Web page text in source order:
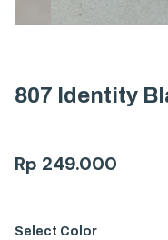
807 Identity
Rp 249.000
Select Color